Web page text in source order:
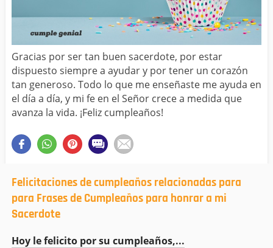
TODAS LAS CATEGORÍAS
Gracias por ser tan buen sacerdote, por estar
dispuesto siempre a ayudar y por tener un corazón
tan generoso. Todo lo que me enseñaste me ayuda en
el día a día, y mi fe en el Señor crece a medida que
avanza la vida. ¡Feliz cumpleaños!
Felicitaciones de cumpleaños relacionadas para
para Frases de Cumpleaños para honrar a mi
Sacerdote
Hoy le felicito por su cumpleaños,...